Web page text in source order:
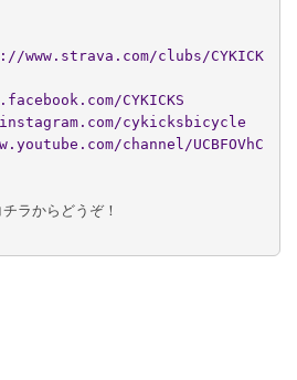
www.strava.com/clubs/CYKICK
CYKICKS
cykicksbicycle
channel/UCBFOVhC
ラからどうぞ！